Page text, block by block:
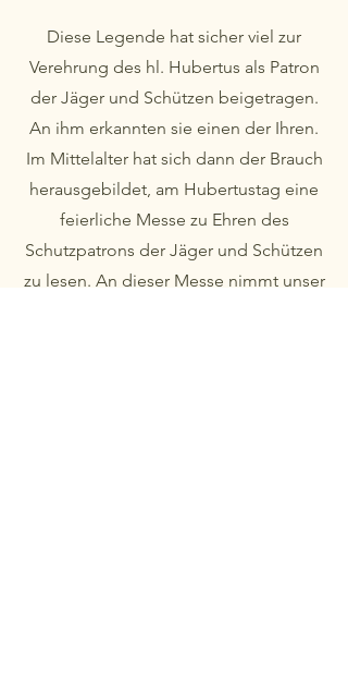
Diese Legende hat sicher viel zur
Verehrung des hl. Hubertus als Patron
der Jäger und Schützen beigetragen.
An ihm erkannten sie einen der Ihren.
Im Mittelalter hat sich dann der Brauch
herausgebildet, am Hubertustag eine
feierliche Messe zu Ehren des
Schutzpatrons der Jäger und Schützen
zu lesen. An dieser Messe nimmt unser